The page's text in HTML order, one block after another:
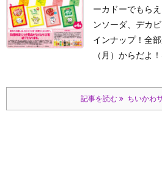
ーカドーでもら
ンソーダ、デカ
インナップ！全
（月）からだよ！
記事を読む ちいかわ